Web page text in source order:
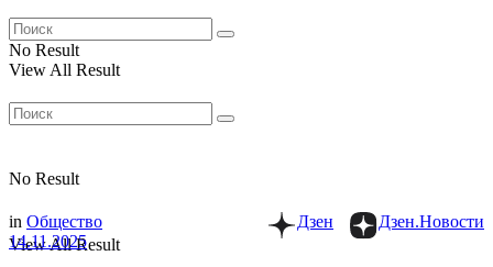
No Result
View All Result
No Result
View All Result
Дзен.Новости
Дзен
in Общество
14.11.2025